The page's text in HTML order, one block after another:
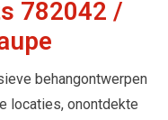
782042 /
behangontwerpen
locaties, onontdekte